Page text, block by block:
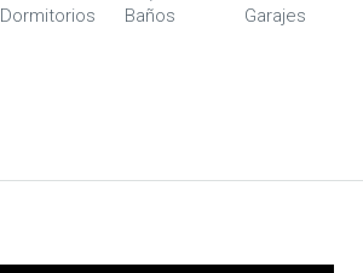
Dormitorios
Baños
Garajes